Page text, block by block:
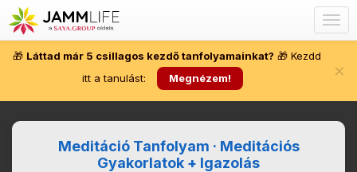
🎁 Láttad már 5 csillagos kezdő tanfolyamainkat? 🎁 Kezdd
itt a tanulást:
Megnézem! ×
Meditáció Tanfolyam · Meditációs
Gyakorlatok + Igazolás